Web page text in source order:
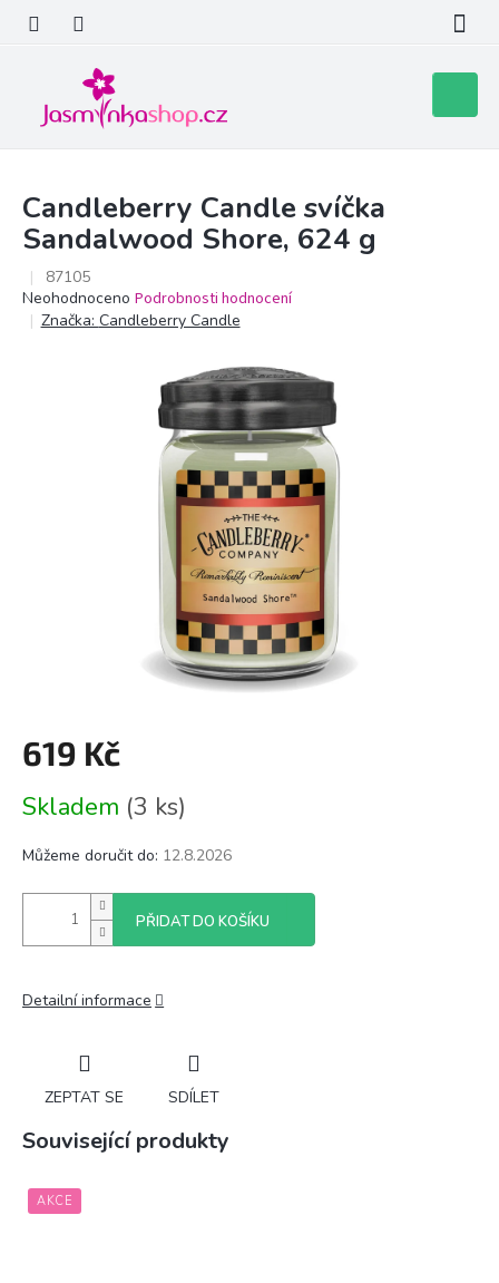
obsah
košík
Candleberry Candle svíčka
Sandalwood Shore, 624 g
87105
Průměrné
hodnocení
Neohodnoceno Podrobnosti hodnocení
Značka: Candleberry Candle
619 Kč
cena:
Skladem (3 ks)
Můžeme doručit do: 12.8.2026
PŘIDAT DO KOŠÍKU
Detailní informace
ZEPTAT SE SDÍLET
Související produkty
AKCE